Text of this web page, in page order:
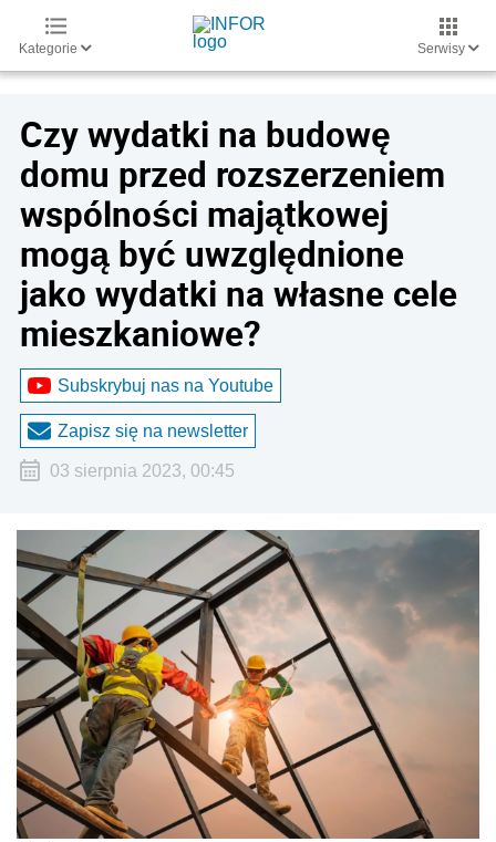
Kategorie Serwisy
Czy wydatki na budowę
domu przed rozszerzeniem
wspólności majątkowej
mogą być uwzględnione
jako wydatki na własne cele
mieszkaniowe?
Subskrybuj nas na Youtube
Zapisz się na newsletter
03 sierpnia 2023, 00:45